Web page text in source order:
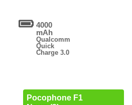
4000
mAh
Qualcomm
Quick
Charge 3.0
Pocophone F1